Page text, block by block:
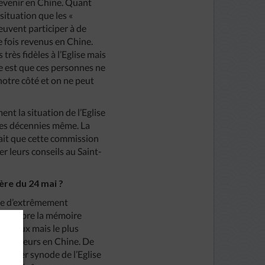
que les «
participer à de
revenus en Chine.
fidèles à l’Eglise mais
que ces personnes ne
côté et on ne peut
la situation de l’Eglise
décennies même. La
que cette commission
leurs conseils au Saint-
du 24 mai ?
d’extrêmement
célèbre la mémoire
mais le plus
en Chine. De
synode de l’Eglise